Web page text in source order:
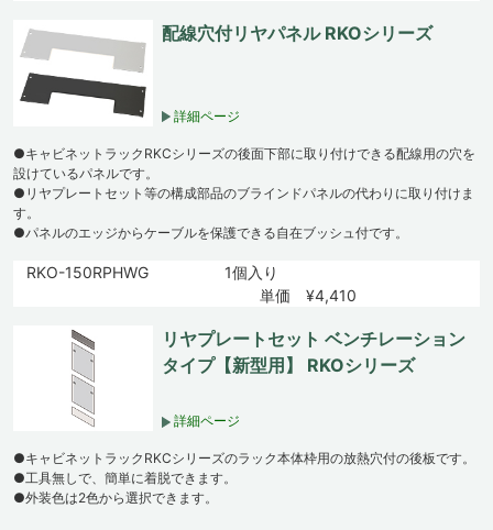
配線穴付リヤパネル RKOシリーズ
詳細ページ
●キャビネットラックRKCシリーズの後面下部に取り付けできる配線用の穴を
設けているパネルです。
●リヤプレートセット等の構成部品のブラインドパネルの代わりに取り付けま
す。
●パネルのエッジからケーブルを保護できる自在ブッシュ付です。
RKO-150RPHWG
1個入り
単価 ¥4,410
リヤプレートセット ベンチレーション
タイプ【新型用】 RKOシリーズ
詳細ページ
●キャビネットラックRKCシリーズのラック本体枠用の放熱穴付の後板です。
●工具無しで、簡単に着脱できます。
●外装色は2色から選択できます。